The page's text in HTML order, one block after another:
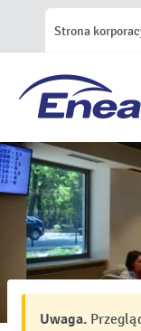
Strona
Uwaga.